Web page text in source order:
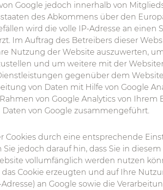
Google jedoch innerhalb von
des Abkommens über den
wird die volle IP-Adresse an einen
Im Auftrag des Betreibers dieser
Nutzung der Website auszuwerten,
und um weitere mit der
gegenüber dem
von Daten mit Hilfe von Google
Rahmen von Google Analytics von
von Google zusammengeführt.
Cookies durch eine entsprechende
jedoch darauf hin, dass Sie in
vollumfänglich werden nutzen
Cookie erzeugten und auf Ihre
an Google sowie die